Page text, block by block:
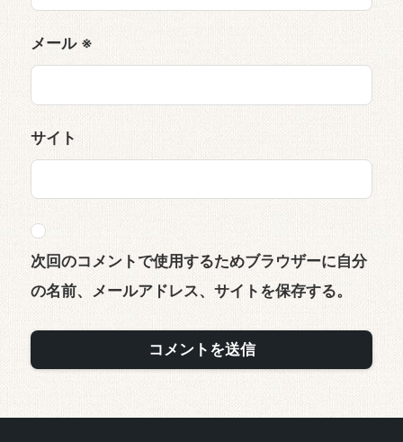
メール ※
サイト
次回のコメントで使用するためブラウザーに自分
の名前、メールアドレス、サイトを保存する。